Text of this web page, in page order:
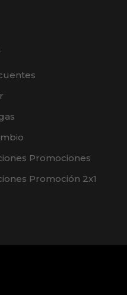
Promociones
Promoción 2x1